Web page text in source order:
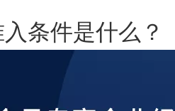
条件是什么？